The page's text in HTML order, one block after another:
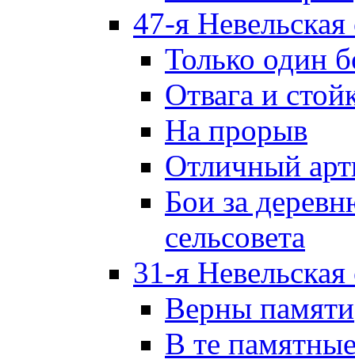
47-я Невельская
Только один
Отвага и
На прорыв
Отличный
Бои за
сельсовета
31-я Невельская
Верны памяти
В те